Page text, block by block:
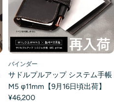
バインダー
サドルプルアップ システム手帳
M5 φ11mm【9月16日頃出荷】
¥46,200